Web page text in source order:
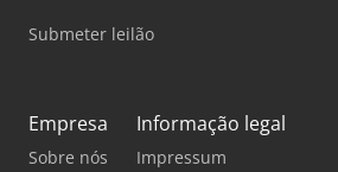
Submeter leilão
Empresa
Sobre nós
Informação legal
Impressum